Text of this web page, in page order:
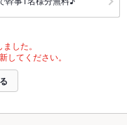
した。
してください。